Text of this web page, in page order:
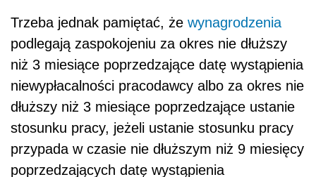
Trzeba jednak pamiętać, że wynagrodzenia
podlegają zaspokojeniu za okres nie dłuższy
niż 3 miesiące poprzedzające datę wystąpienia
niewypłacalności pracodawcy albo za okres nie
dłuższy niż 3 miesiące poprzedzające ustanie
stosunku pracy, jeżeli ustanie stosunku pracy
przypada w czasie nie dłuższym niż 9 miesięcy
poprzedzających datę wystąpienia